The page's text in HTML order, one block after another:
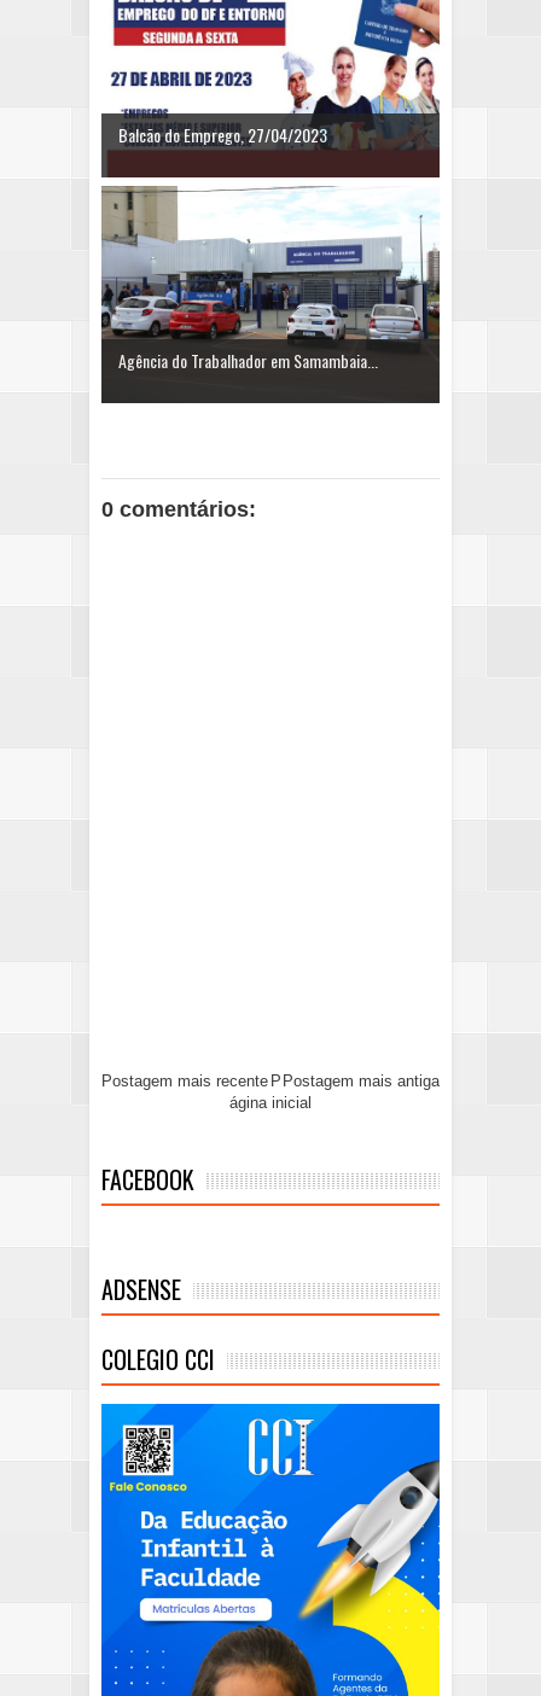
Balcão do Emprego, 27/04/2023
Agência do Trabalhador em Samambaia...
0 comentários:
Postagem mais recente Postagem mais antiga
P
ágina inicial
FACEBOOK
ADSENSE
COLEGIO CCI